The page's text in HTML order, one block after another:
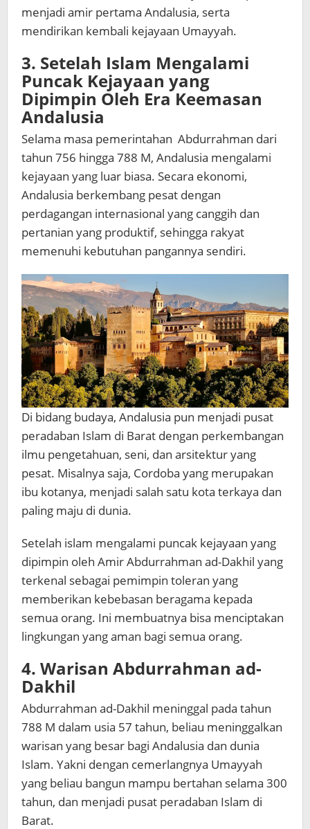
menjadi amir pertama Andalusia, serta
mendirikan kembali kejayaan Umayyah.
3. Setelah Islam Mengalami
Puncak Kejayaan yang
Dipimpin Oleh Era Keemasan
Andalusia
Selama masa pemerintahan Abdurrahman dari
tahun 756 hingga 788 M, Andalusia mengalami
kejayaan yang luar biasa. Secara ekonomi,
Andalusia berkembang pesat dengan
perdagangan internasional yang canggih dan
pertanian yang produktif, sehingga rakyat
memenuhi kebutuhan pangannya sendiri.
Di bidang budaya, Andalusia pun menjadi pusat
peradaban Islam di Barat dengan perkembangan
ilmu pengetahuan, seni, dan arsitektur yang
pesat. Misalnya saja, Cordoba yang merupakan
ibu kotanya, menjadi salah satu kota terkaya dan
paling maju di dunia.
Setelah islam mengalami puncak kejayaan yang
dipimpin oleh Amir Abdurrahman ad-Dakhil yang
terkenal sebagai pemimpin toleran yang
memberikan kebebasan beragama kepada
semua orang. Ini membuatnya bisa menciptakan
lingkungan yang aman bagi semua orang.
4. Warisan Abdurrahman ad-
Dakhil
Abdurrahman ad-Dakhil meninggal pada tahun
788 M dalam usia 57 tahun, beliau meninggalkan
warisan yang besar bagi Andalusia dan dunia
Islam. Yakni dengan cemerlangnya Umayyah
yang beliau bangun mampu bertahan selama 300
tahun, dan menjadi pusat peradaban Islam di
Barat.